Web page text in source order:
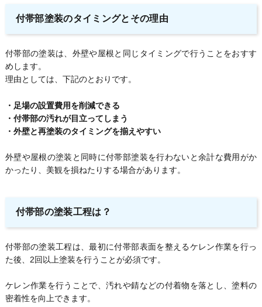
付帯部塗装のタイミングとその理由
付帯部の塗装は、外壁や屋根と同じタイミングで行うことをおすす
めします。
理由としては、下記のとおりです。
・足場の設置費用を削減できる
・付帯部の汚れが目立ってしまう
・外壁と再塗装のタイミングを揃えやすい
外壁や屋根の塗装と同時に付帯部塗装を行わないと余計な費用がか
かったり、美観を損ねたりする場合があります。
付帯部の塗装工程は？
付帯部の塗装工程は、最初に付帯部表面を整えるケレン作業を行っ
た後、2回以上塗装を行うことが必須です。
ケレン作業を行うことで、汚れや錆などの付着物を落とし、塗料の
密着性を向上できます。